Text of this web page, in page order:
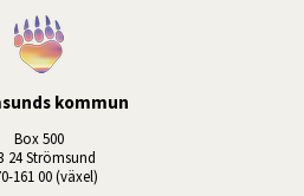
kommun
Box 500
24 Strömsund
161 00 (växel)